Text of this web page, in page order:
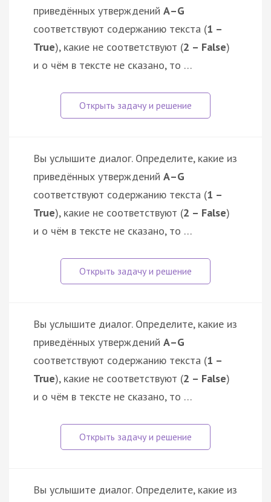
приведённых утверждений А–G
соответствуют содержанию текста (1 –
True), какие не соответствуют (2 – False)
и о чём в тексте не сказано, то …
Вы услышите диалог. Определите, какие из
приведённых утверждений А–G
соответствуют содержанию текста (1 –
True), какие не соответствуют (2 – False)
и о чём в тексте не сказано, то …
Вы услышите диалог. Определите, какие из
приведённых утверждений А–G
соответствуют содержанию текста (1 –
True), какие не соответствуют (2 – False)
и о чём в тексте не сказано, то …
Вы услышите диалог. Определите, какие из